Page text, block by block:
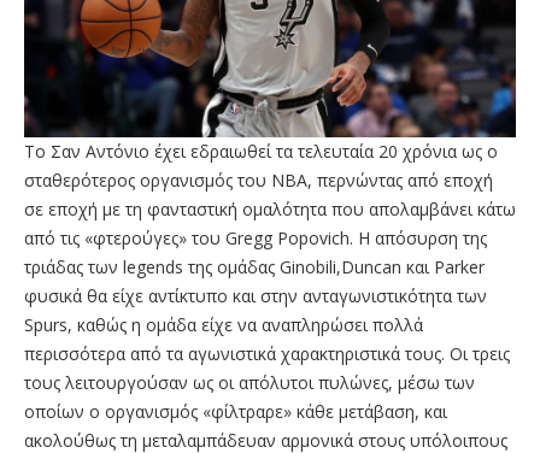
Το Σαν Αντόνιο έχει εδραιωθεί τα τελευταία 20 χρόνια ως ο
σταθερότερος οργανισμός του ΝΒΑ, περνώντας από εποχή
σε εποχή με τη φανταστική ομαλότητα που απολαμβάνει κάτω
από τις «φτερούγες» του Gregg Popovich. Η απόσυρση της
τριάδας των legends της ομάδας Ginobili,Duncan και Parker
φυσικά θα είχε αντίκτυπο και στην ανταγωνιστικότητα των
Spurs, καθώς η ομάδα είχε να αναπληρώσει πολλά
περισσότερα από τα αγωνιστικά χαρακτηριστικά τους. Οι τρεις
τους λειτουργούσαν ως οι απόλυτοι πυλώνες, μέσω των
οποίων ο οργανισμός «φίλτραρε» κάθε μετάβαση, και
ακολούθως τη μεταλαμπάδευαν αρμονικά στους υπόλοιπους